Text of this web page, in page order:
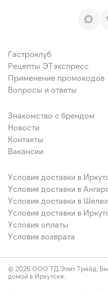
Гастроклуб
Рецепты ЭТэкспресс
Применение промокодов
Вопросы и ответы
Знакомство с брендом
Новости
Контакты
Вакансии
Условия доставки в
Условия доставки в
Условия доставки в
Условия доставки в
Условия оплаты
Условия возврата
© 2026 ООО ТД Элит Трейд.
домой в Иркутске.